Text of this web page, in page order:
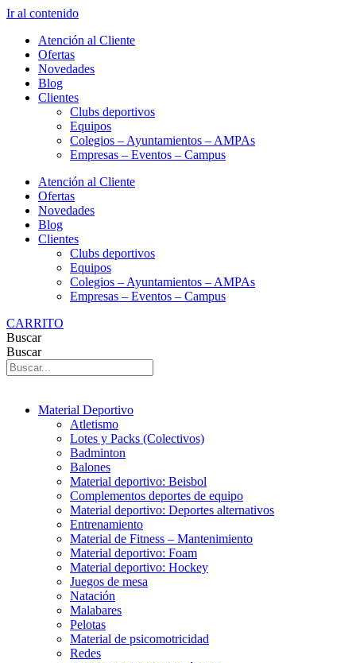
Ir al contenido
Atención al Cliente
Ofertas
Novedades
Blog
Clientes
Clubs deportivos
Equipos
Colegios – Ayuntamientos – AMPAs
Empresas – Eventos – Campus
Atención al Cliente
Ofertas
Novedades
Blog
Clientes
Clubs deportivos
Equipos
Colegios – Ayuntamientos – AMPAs
Empresas – Eventos – Campus
CARRITO
Buscar
Buscar
Material Deportivo
Atletismo
Lotes y Packs (Colectivos)
Badminton
Balones
Material deportivo: Beisbol
Complementos deportes de equipo
Material deportivo: Deportes alternativos
Entrenamiento
Material de Fitness – Mantenimiento
Material deportivo: Foam
Material deportivo: Hockey
Juegos de mesa
Natación
Malabares
Pelotas
Material de psicomotricidad
Redes